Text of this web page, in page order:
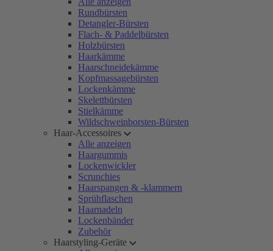
Rundbürsten
Detangler-Bürsten
Flach- & Paddelbürsten
Holzbürsten
Haarkämme
Haarschneidekämme
Kopfmassagebürsten
Lockenkämme
Skelettbürsten
Stielkämme
Wildschweinborsten-Bürsten
Haar-Accessoires
Alle anzeigen
Haargummis
Lockenwickler
Scrunchies
Haarspangen & -klammern
Sprühflaschen
Haarnadeln
Lockenbänder
Zubehör
Haarstyling-Geräte